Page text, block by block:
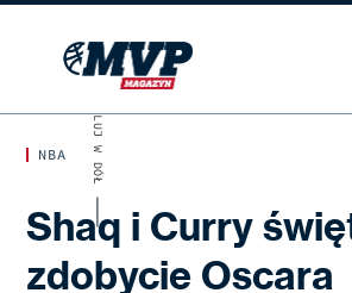
NBA
Shaq i Curry
zdobycie Oscara
SKROLUJ W DÓŁ